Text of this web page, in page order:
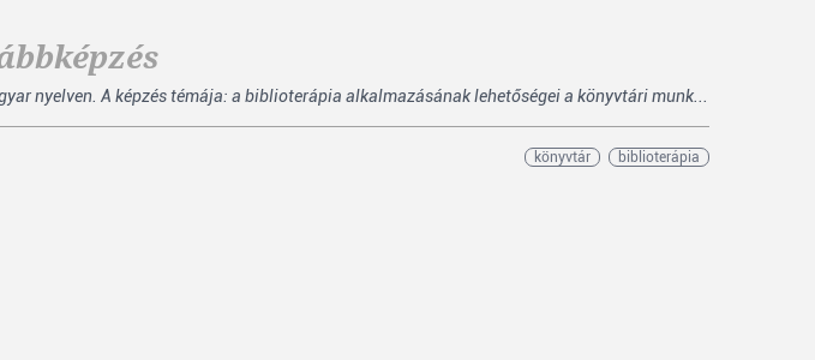
nyelven. A képzés témája: a biblioterápia alkalmazásának lehetőségei a könyvtári munk...
könyvtár biblioterápia